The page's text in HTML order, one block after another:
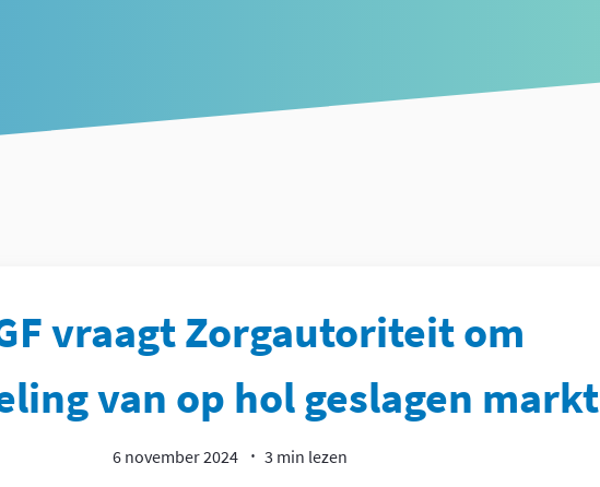
vraagt Zorgautoriteit om
van op hol geslagen markt
6 november 2024 3 min lezen